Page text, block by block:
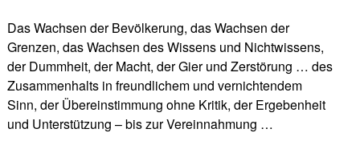
Das Wachsen der Bevölkerung, das Wachsen der
Grenzen, das Wachsen des Wissens und Nichtwissens,
der Dummheit, der Macht, der Gier und Zerstörung … des
Zusammenhalts in freundlichem und vernichtendem
Sinn, der Übereinstimmung ohne Kritik, der Ergebenheit
und Unterstützung – bis zur Vereinnahmung …